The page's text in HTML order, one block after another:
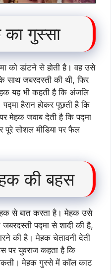
गुस्सा
को डांटने से होती है। वह उसे
साथ जबरदस्ती की थी, फिर
यह भी कहती है कि अंजलि
हैरान होकर पूछती है कि
मेहक जवाब देती है कि पद्मा
सोशल मीडिया पर फैल
की बहस
से बात करता है। मेहक उसे
पद्मा से शादी की है,
की है। मेहक चेतावनी देती
पर युवराज कहता है कि
मेहक गुस्से में कॉल काट